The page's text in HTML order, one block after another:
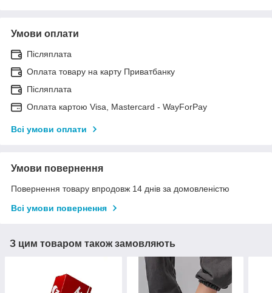
Умови оплати
Післяплата
Оплата товару на карту Приватбанку
Післяплата
Оплата картою Visa, Mastercard - WayForPay
Всі умови оплати
Умови повернення
Повернення товару впродовж 14 днів за домовленістю
Всі умови повернення
З цим товаром також замовляють